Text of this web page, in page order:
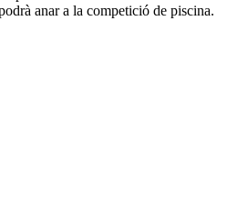
anar a la competició de piscina.